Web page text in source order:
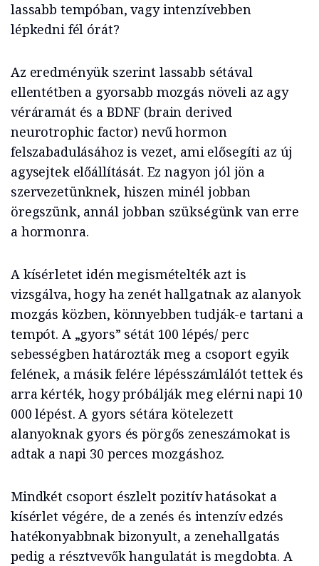
lassabb tempóban, vagy intenzívebben
lépkedni fél órát?
Az eredményük szerint lassabb sétával
ellentétben a gyorsabb mozgás növeli az agy
véráramát és a BDNF (brain derived
neurotrophic factor) nevű hormon
felszabadulásához is vezet, ami elősegíti az új
agysejtek előállítását. Ez nagyon jól jön a
szervezetünknek, hiszen minél jobban
öregszünk, annál jobban szükségünk van erre
a hormonra.
A kísérletet idén megismételték azt is
vizsgálva, hogy ha zenét hallgatnak az alanyok
mozgás közben, könnyebben tudják-e tartani a
tempót. A „gyors” sétát 100 lépés/ perc
sebességben határozták meg a csoport egyik
felének, a másik felére lépésszámlálót tettek és
arra kérték, hogy próbálják meg elérni napi 10
000 lépést. A gyors sétára kötelezett
alanyoknak gyors és pörgős zeneszámokat is
adtak a napi 30 perces mozgáshoz.
Mindkét csoport észlelt pozitív hatásokat a
kísérlet végére, de a zenés és intenzív edzés
hatékonyabbnak bizonyult, a zenehallgatás
pedig a résztvevők hangulatát is megdobta. A